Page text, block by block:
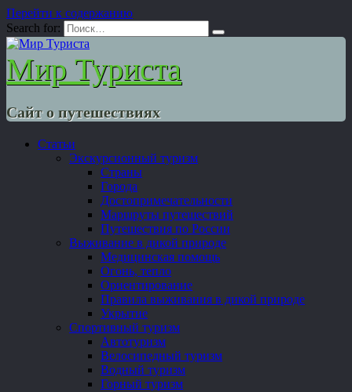
Перейти к содержанию
Search for:
Мир Туриста
Сайт о путешествиях
Статьи
Экскурсионный туризм
Страны
Города
Достопримечательности
Маршруты путешествий
Путешествия по России
Выживание в дикой природе
Медицинская помощь
Огонь, тепло
Ориентирование
Правила выживания в дикой природе
Укрытие
Спортивный туризм
Автотуризм
Велосипедный туризм
Водный туризм
Горный туризм